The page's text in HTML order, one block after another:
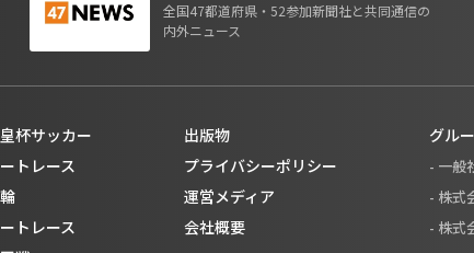
全国47都道府県・52参加新聞社と共同通信の
内外ニュース
杯サッカー
トレース
トレース
出版物
プライバシーポリシー
運営メディア
会社概要
グル
- 一般
- 株式
- 株式